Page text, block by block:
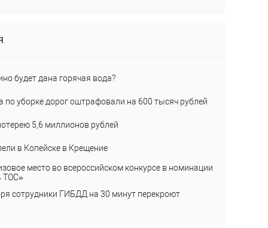
будет дана горячая вода?
по уборке дорог оштрафовали на 600 тысяч рублей
5,6 миллионов рублей
в Копейске в Крещение
место во всероссийском конкурсе в номинации
ТОС»
сотрудники ГИБДД на 30 минут перекроют